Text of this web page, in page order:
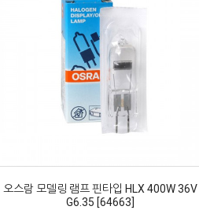
오스람 모델링 램프 핀타입 HLX 400W 36V
G6.35 [64663]